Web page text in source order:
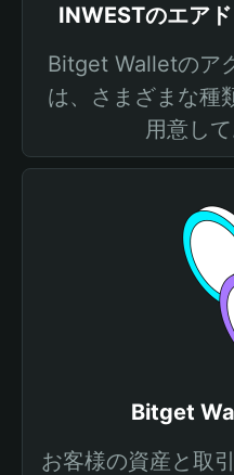
INWESTのエア
Bitget Walletのア
は、さまざまな種
用意して
Bitget
お客様の資産と取